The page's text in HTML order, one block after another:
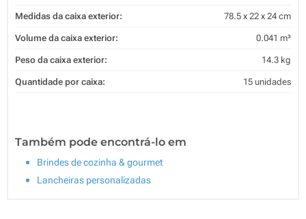
Medidas da caixa exterior: 78.5 x 22 x 24 cm
Volume da caixa exterior: 0.041 m³
Peso da caixa exterior: 14.3 kg
Quantidade por caixa: 15 unidades
Também pode encontrá-lo em
Brindes de cozinha & gourmet
Lancheiras personalizadas